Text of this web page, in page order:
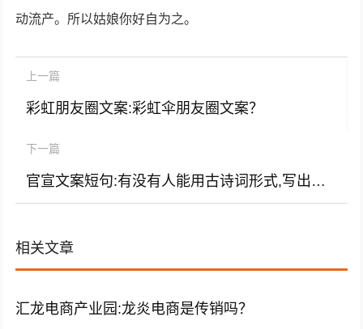
动流产。所以姑娘你好自为之。
上一篇
彩虹朋友圈文案:彩虹伞朋友圈文案？
下一篇
官宣文案短句:有没有人能用古诗词形式,写出amp;quot;沙宣amp;quot;的广告文案
相关文章
汇龙电商产业园:龙炎电商是传销吗？